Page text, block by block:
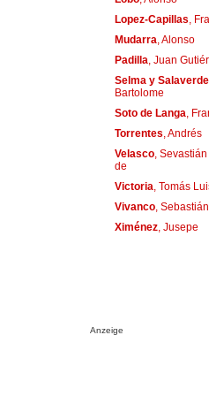
Lopez-Capillas ,
Mudarra , Alonso
Padilla , Juan
Selma y Salaverde,
Bartolome
Soto de Langa ,
Torrentes , Andrés
Velasco,
de
Victoria , Tomás
Vivanco,
Ximénez, Jusepe
Anzeige